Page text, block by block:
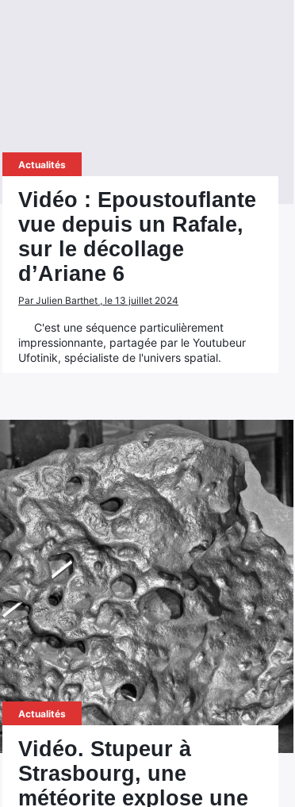
Actualités
Vidéo : Epoustouflante
vue depuis un Rafale,
sur le décollage
d’Ariane 6
Par Julien Barthet , le 13 juillet 2024
C'est une séquence particulièrement
impressionnante, partagée par le Youtubeur
Ufotinik, spécialiste de l'univers spatial.
Actualités
Vidéo. Stupeur à
Strasbourg, une
météorite explose une